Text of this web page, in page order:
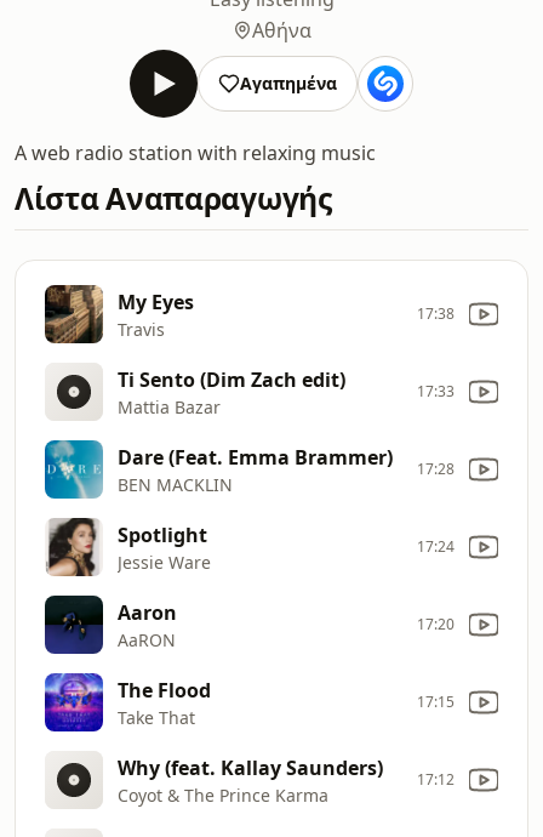
Αθήνα
Αγαπημένα
A web radio station with relaxing music
Λίστα Αναπαραγωγής
My Eyes
Travis
17:38
Ti Sento (Dim Zach edit)
Mattia Bazar
17:33
Dare (Feat. Emma Brammer)
BEN MACKLIN
17:28
Spotlight
Jessie Ware
17:24
Aaron
AaRON
17:20
The Flood
Take That
17:15
Why (feat. Kallay Saunders)
Coyot & The Prince Karma
17:12